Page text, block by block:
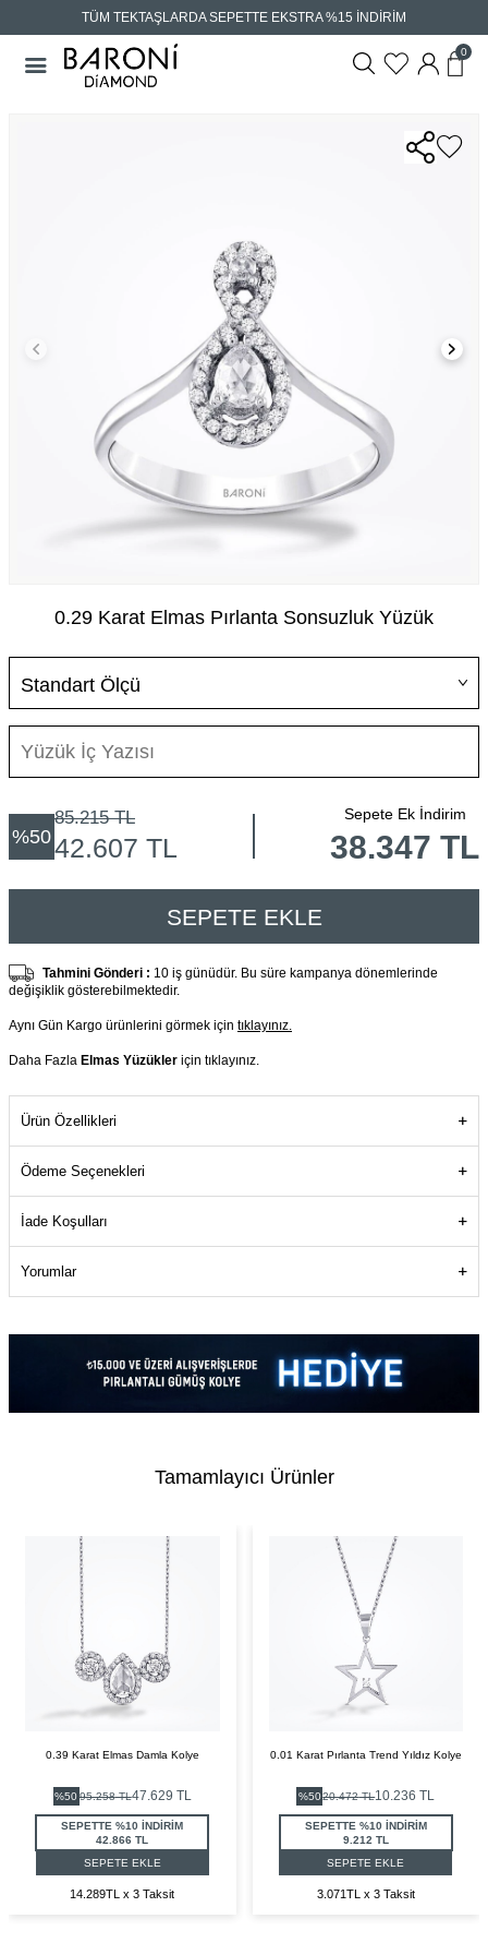
TÜM TEKTAŞLARDA SEPETTE EKSTRA %15 İNDİRİM
0
0.29 Karat Elmas Pırlanta Sonsuzluk Yüzük
%50
85.215TL
42.607 TL
Sepete Ek İndirim
38.347 TL
SEPETE EKLE
Tahmini Gönderi : 10 iş günüdür. Bu süre kampanya dönemlerinde
değişiklik gösterebilmektedir.
Aynı Gün Kargo ürünlerini görmek için tıklayınız.
Daha Fazla Elmas Yüzükler için tıklayınız.
Ürün Özellikleri
Ödeme Seçenekleri
İade Koşulları
Yorumlar
Tamamlayıcı Ürünler
0.39 Karat Elmas Damla Kolye
%5095.258TL47.629 TL
SEPETTE %10 İNDİRİM
42.866 TL
SEPETE EKLE
14.289TL x 3 Taksit
0.01 Karat Pırlanta Trend Yıldız Kolye
%5020.472TL10.236 TL
SEPETTE %10 İNDİRİM
9.212 TL
SEPETE EKLE
3.071TL x 3 Taksit